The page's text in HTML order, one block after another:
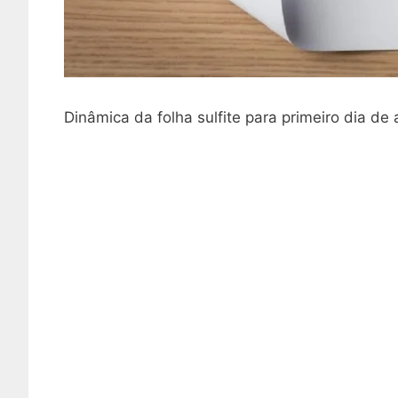
Dinâmica da folha sulfite para primeiro dia de